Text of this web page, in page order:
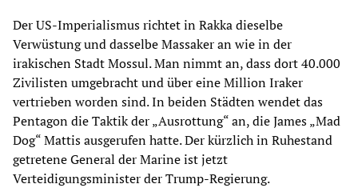
Der US-Imperialismus richtet in Rakka dieselbe
Verwüstung und dasselbe Massaker an wie in der
irakischen Stadt Mossul. Man nimmt an, dass dort 40.000
Zivilisten umgebracht und über eine Million Iraker
vertrieben worden sind. In beiden Städten wendet das
Pentagon die Taktik der „Ausrottung“ an, die James „Mad
Dog“ Mattis ausgerufen hatte. Der kürzlich in Ruhestand
getretene General der Marine ist jetzt
Verteidigungsminister der Trump-Regierung.